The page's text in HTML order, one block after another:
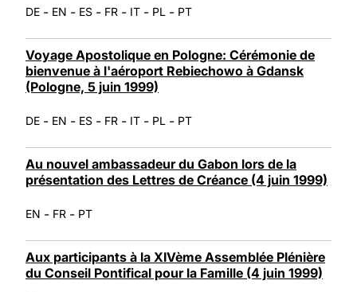
DE - EN - ES - FR - IT - PL - PT
Voyage Apostolique en Pologne: Cérémonie de
bienvenue à l'aéroport Rebiechowo à Gdansk
(Pologne, 5 juin 1999)
DE - EN - ES - FR - IT - PL - PT
Au nouvel ambassadeur du Gabon lors de la
présentation des Lettres de Créance (4 juin 1999)
EN - FR - PT
Aux participants à la XIVème Assemblée Plénière
du Conseil Pontifical pour la Famille (4 juin 1999)